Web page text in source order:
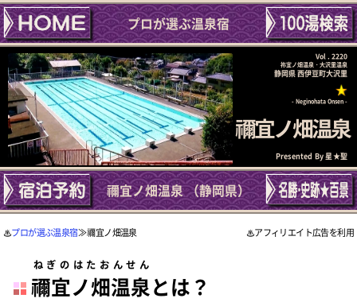
プロが選ぶ温泉宿
Vol . 2220
祢宜ノ畑温泉・大沢里温泉
静岡県 西伊豆町大沢里
Neginohata Onsen
禰宜ノ畑温泉
Presented By星★聖
禰宜ノ畑温泉 （静岡県）
プロが選ぶ温泉宿≫ 禰宜ノ畑温泉 アフィリエイト広告を利用
禰宜ノ畑温泉
ねぎのはたおんせん
とは？